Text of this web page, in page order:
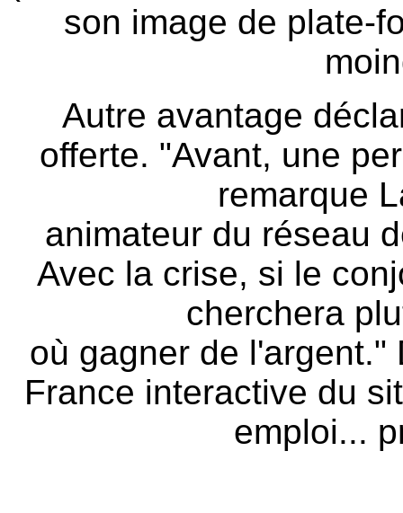
son image de plate-
Autre avantage
offerte. "Avant, une
remarque
animateur du réseau
Avec la crise, si le
cherchera
où gagner de
France interactive du
emploi...